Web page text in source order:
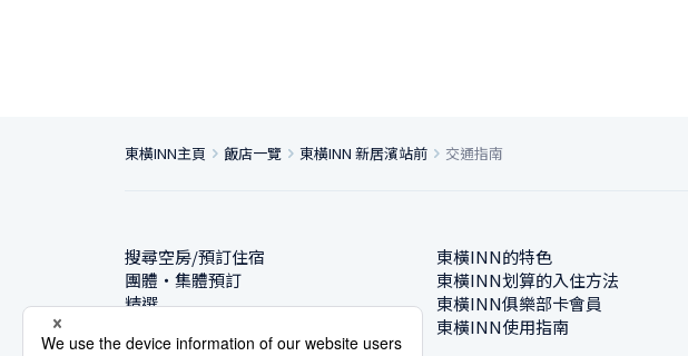
東橫INN主頁 飯店一覽 東橫INN 新居濱站前 交通指南
搜尋空房/預訂住宿
團體・集體預訂
精選
東橫INN的特色
東橫INN划算的入住方法
東橫INN俱樂部卡會員
東橫INN使用指南